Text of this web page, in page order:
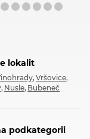
lokalit
Vršovice
Nusle Bubeneč
podkategorii